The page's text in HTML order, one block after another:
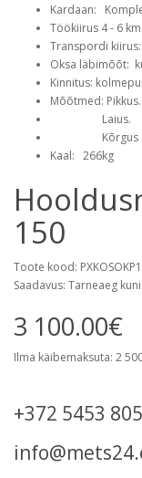
Kardaan:
Töökiirus 4 - 6
Transpordi kiirus:
Oksa läbimõõt:
Kinnitus:
Mõõtmed: Pikkus.
Laius.
Kõrgus
Kaal: 266kg
150
Toote kood:
Saadavus: Tarneaeg
3 100.00€
Ilma käibemaksuta: 2
+372 5453